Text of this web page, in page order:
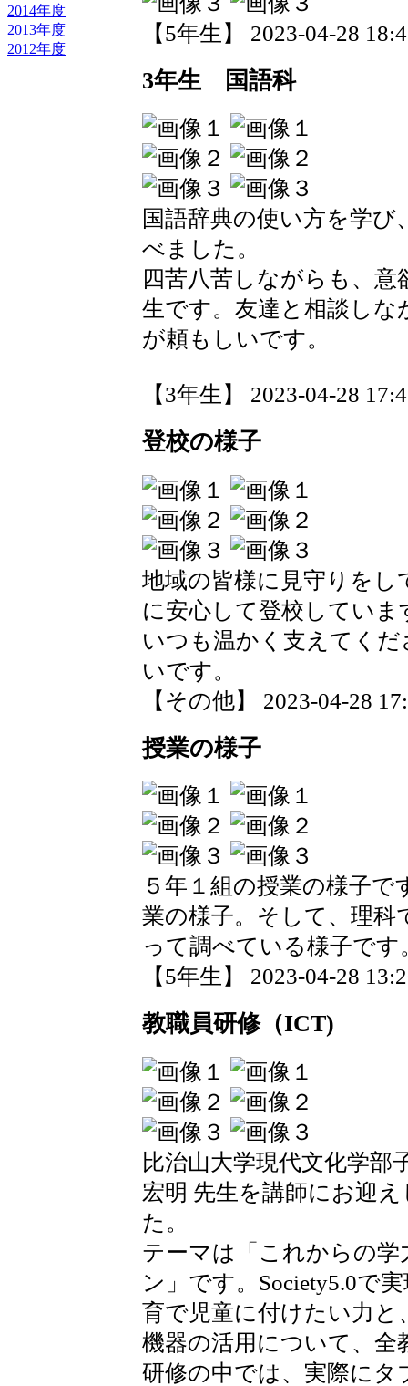
2014年度
2013年度
2012年度
【5年生】 2023-04-28
3年生 国語科
国語辞典の使い方を学
べました。
四苦八苦しながらも、
生です。友達と相談し
が頼もしいです。
【3年生】 2023-04-28
登校の様子
地域の皆様に見守りを
に安心して登校していま
いつも温かく支えてく
いです。
【その他】 2023-04-28
授業の様子
５年１組の授業の様子
業の様子。そして、理
って調べている様子です
【5年生】 2023-04-28
教職員研修（ICT)
比治山大学現代文化学部
宏明 先生を講師にお迎
た。
テーマは「これからの
ン」です。Society5.0で
育で児童に付けたい力
機器の活用について、全
研修の中では、実際に